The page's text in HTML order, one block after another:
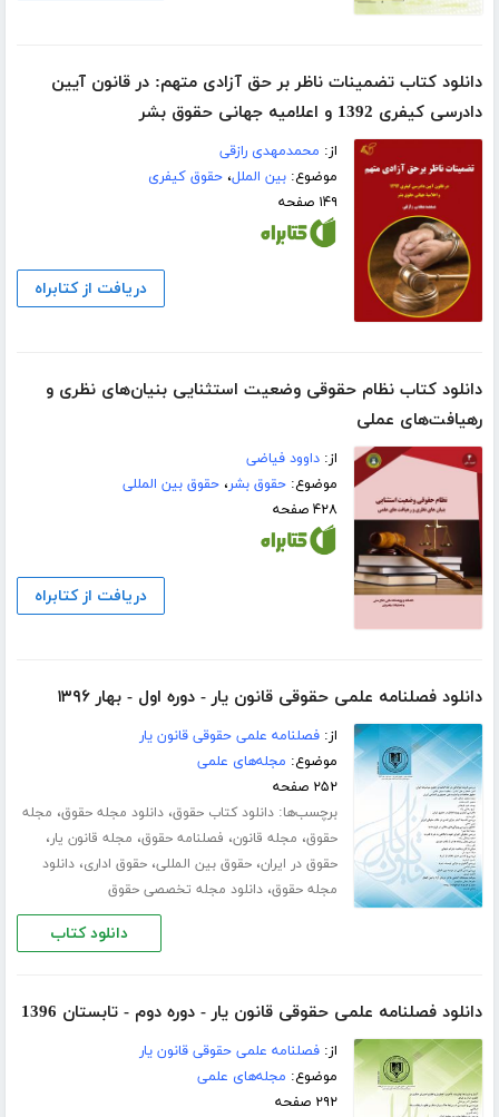
دانلود کتاب تضمینات ناظر بر حق آزادی متهم: در قانون آیین
دادرسی کیفری 1392 و اعلامیه جهانی حقوق بشر
از: محمدمهدی رازقی
موضوع:بین الملل،حقوق کیفری
۱۴۹ صفحه
دریافت از کتابراه
دانلود کتاب نظام حقوقی وضعیت استثنایی بنیان‌های نظری و
رهیافت‌های عملی
از:داوود فیاضی
موضوع:حقوق بشر،حقوق بین المللی
۴۲۸ صفحه
دریافت از کتابراه
دانلود فصلنامه علمی حقوقی قانون یار - دوره اول - بهار ۱۳۹۶
از:فصلنامه علمی حقوقی قانون یار
موضوع: مجله‌های علمی
۲۵۲ صفحه
برچسب‌ها:دانلود کتاب حقوق،دانلود مجله حقوق، مجله
حقوق، مجله قانون، فصلنامه حقوق، مجله قانون یار،
حقوق در ایران،حقوق بین المللی،حقوق اداری،دانلود
مجله حقوق،دانلود مجله تخصصی حقوق
دانلود کتاب
دانلود فصلنامه علمی حقوقی قانون یار - دوره دوم - تابستان 1396
از:فصلنامه علمی حقوقی قانون یار
موضوع: مجله‌های علمی
۲۹۲ صفحه